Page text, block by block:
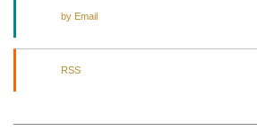
by Email
RSS